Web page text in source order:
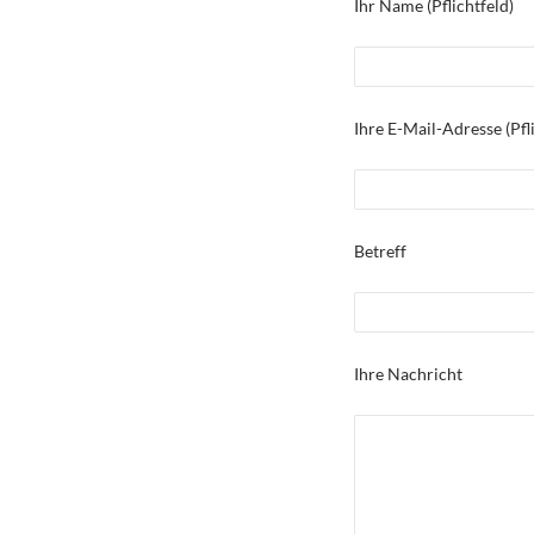
Ihr Name (Pflichtfeld)
Ihre E-Mail-Adresse
Betreff
Ihre Nachricht